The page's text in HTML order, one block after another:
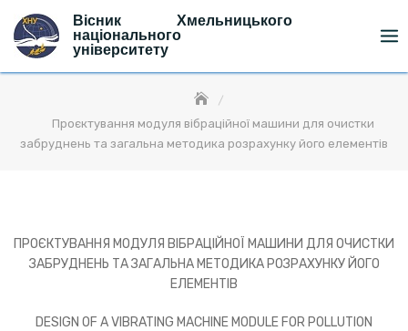
content
Вісник Хмельницького
національного
університету
Проєктування модуля вібраційної машини для очистки
забруднень та загальна методика розрахунку його елементів
ПРОЄКТУВАННЯ МОДУЛЯ ВІБРАЦІЙНОЇ МАШИНИ ДЛЯ ОЧИСТКИ
ЗАБРУДНЕНЬ ТА ЗАГАЛЬНА МЕТОДИКА РОЗРАХУНКУ ЙОГО
ЕЛЕМЕНТІВ
DESIGN OF A VIBRATING MACHINE MODULE FOR POLLUTION